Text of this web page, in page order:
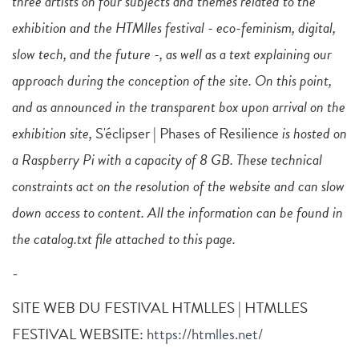
exhibition and the HTMlles festival - eco-feminism, digital,
slow tech, and the future -, as well as a text explaining our
approach during the conception of the site. On this point,
and as announced in the transparent box upon arrival on the
exhibition site, S'éclipser | Phases of Resilienceis hosted on
a Raspberry Pi with a capacity of 8 GB. These technical
constraints act on the resolution of the website and can slow
down access to content. All the information can be found in
the catalog.txt file attached to this page.
-
SITE WEB DU FESTIVAL HTMLLES | HTMLLES
FESTIVAL WEBSITE: https://htmlles.net/